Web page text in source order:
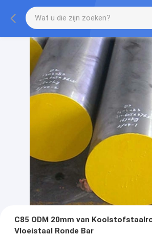
C85 ODM 20mm van
Vloeistaal Ronde Bar